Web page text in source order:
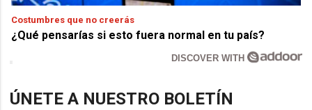
Costumbres que no creerás
¿Qué pensarías si esto fuera normal en tu país?
DISCOVER WITH
ÚNETE A NUESTRO BOLETÍN